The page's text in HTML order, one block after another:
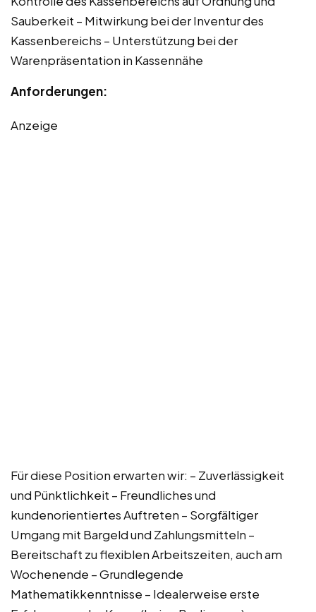
Sauberkeit – Mitwirkung bei der Inventur des
Kassenbereichs – Unterstützung bei der
Warenpräsentation in Kassennähe
Anforderungen:
Anzeige
Für diese Position erwarten wir: – Zuverlässigkeit
und Pünktlichkeit – Freundliches und
kundenorientiertes Auftreten – Sorgfältiger
Umgang mit Bargeld und Zahlungsmitteln –
Bereitschaft zu flexiblen Arbeitszeiten, auch am
Wochenende – Grundlegende
Mathematikkenntnisse – Idealerweise erste